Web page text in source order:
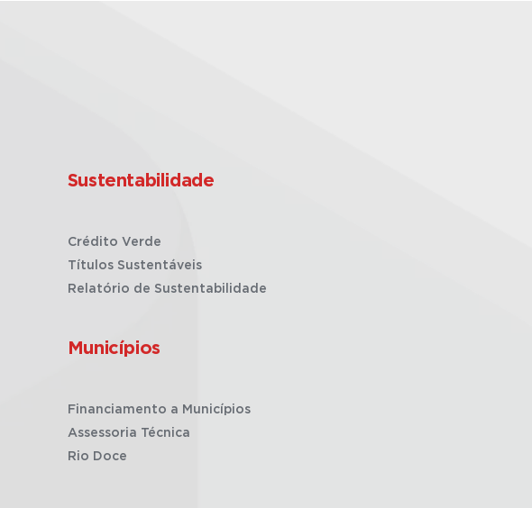
Sustentabilidade
Crédito Verde
Títulos Sustentáveis
Relatório de Sustentabilidade
Municípios
Financiamento a Municípios
Assessoria Técnica
Rio Doce